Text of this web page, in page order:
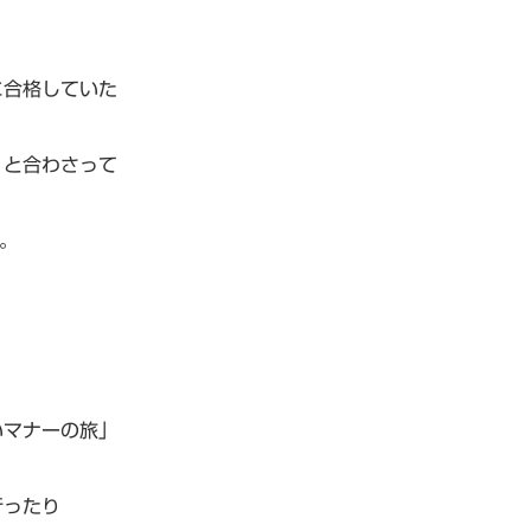
格していた
合わさって
ナーの旅」
たり